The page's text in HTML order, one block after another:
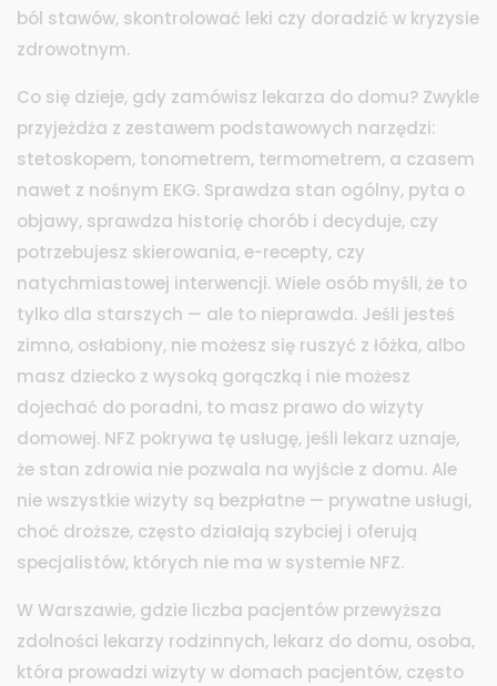
ból stawów, skontrolować leki czy doradzić w kryzysie
zdrowotnym.
Co się dzieje, gdy zamówisz lekarza do domu? Zwykle
przyjeżdża z zestawem podstawowych narzędzi:
stetoskopem, tonometrem, termometrem, a czasem
nawet z nośnym EKG. Sprawdza stan ogólny, pyta o
objawy, sprawdza historię chorób i decyduje, czy
potrzebujesz skierowania, e-recepty, czy
natychmiastowej interwencji. Wiele osób myśli, że to
tylko dla starszych — ale to nieprawda. Jeśli jesteś
zimno, osłabiony, nie możesz się ruszyć z łóżka, albo
masz dziecko z wysoką gorączką i nie możesz
dojechać do poradni, to masz prawo do wizyty
domowej. NFZ pokrywa tę usługę, jeśli lekarz uznaje,
że stan zdrowia nie pozwala na wyjście z domu. Ale
nie wszystkie wizyty są bezpłatne — prywatne usługi,
choć droższe, często działają szybciej i oferują
specjalistów, których nie ma w systemie NFZ.
W Warszawie, gdzie liczba pacjentów przewyższa
zdolności lekarzy rodzinnych, lekarz do domu, osoba,
która prowadzi wizyty w domach pacjentów, często